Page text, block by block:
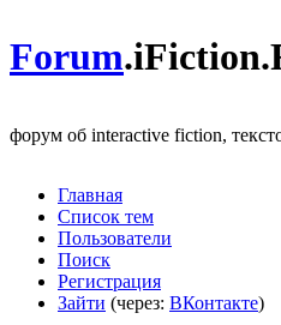
Forum.
форум об interactive fiction,
Главная
Список тем
Пользователи
Поиск
Регистрация
Зайти (через: ВКонтакте)